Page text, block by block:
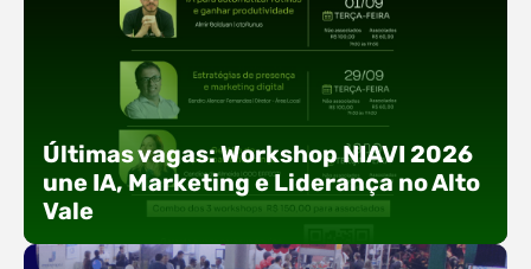
Últimas vagas: Workshop NIAVI 2026
une IA, Marketing e Liderança no Alto
Vale